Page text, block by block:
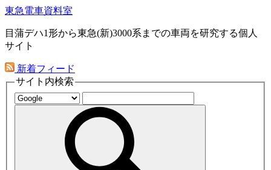
東急電車資料室
目蒲デハ1形から東急(新)3000系までの車両を研究する個人
サイト
新着フィード
サイト内検索